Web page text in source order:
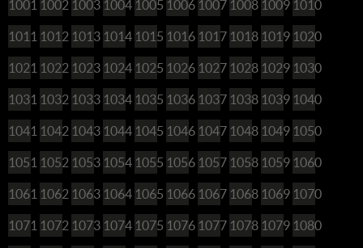
1001 1002 1003 1004 1005 1006 1007 1008 1009 1010
1011 1012 1013 1014 1015 1016 1017 1018 1019 1020
1021 1022 1023 1024 1025 1026 1027 1028 1029 1030
1031 1032 1033 1034 1035 1036 1037 1038 1039 1040
1041 1042 1043 1044 1045 1046 1047 1048 1049 1050
1051 1052 1053 1054 1055 1056 1057 1058 1059 1060
1061 1062 1063 1064 1065 1066 1067 1068 1069 1070
1071 1072 1073 1074 1075 1076 1077 1078 1079 1080